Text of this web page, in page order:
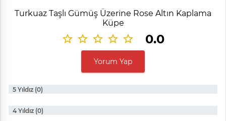
Turkuaz Taşlı Gümüş Üzerine Rose Altın Kaplama
Küpe
0.0
Yorum Yap
5 Yıldız (0)
4 Yıldız (0)